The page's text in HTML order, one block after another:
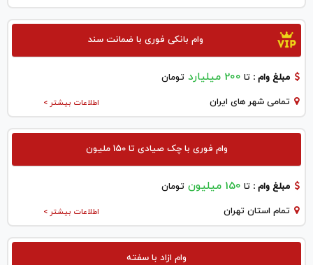
وام بانکی فوری با ضمانت سند
مبلغ وام : تا 200 میلیارد تومان
اطلاعات بیشتر > تمامی شهر های ایران
وام فوری با چک صیادی تا 150 ملیون
مبلغ وام : تا 150 میلیون تومان
اطلاعات بیشتر > تمام استان تهران
وام ازاد با سفته